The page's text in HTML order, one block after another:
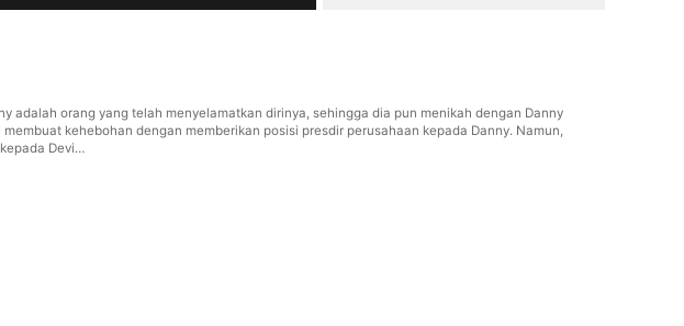
adalah orang yang telah menyelamatkan dirinya, sehingga dia pun menikah dengan Danny
kehebohan dengan memberikan posisi presdir perusahaan kepada Danny. Namun,
Devi…